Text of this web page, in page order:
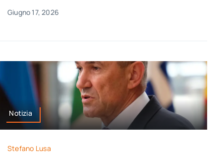
Giugno 17, 2026
Notizia
Stefano Lusa